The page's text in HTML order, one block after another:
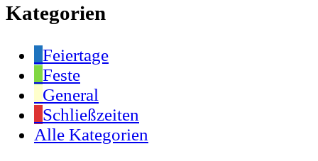
Kategorien
Feiertage
Feste
General
Schließzeiten
Alle Kategorien